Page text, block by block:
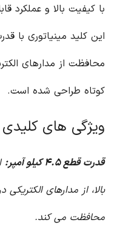
محافظت از مدارهای
کوتاه طراحی شده است.
ویژگی های کلیدی
قدرت قطع ۴.۵ کیلو آمپر:
بالا، از مدارهای
محافظت می کند.